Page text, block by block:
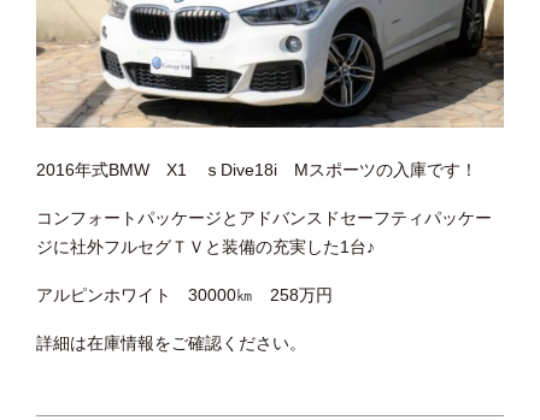
2016年式BMW X1 ｓDive18i Mスポーツの入庫です！
コンフォートパッケージとアドバンスドセーフティパッケー
ジに社外フルセグＴＶと装備の充実した1台♪
アルピンホワイト 30000㎞ 258万円
詳細は在庫情報をご確認ください。